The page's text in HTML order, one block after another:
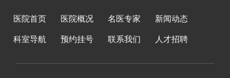
医院首页 医院概况 名医专家 新闻动态
科室导航 预约挂号 联系我们 人才招聘